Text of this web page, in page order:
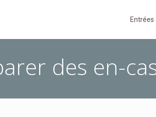
Entrées
des en-